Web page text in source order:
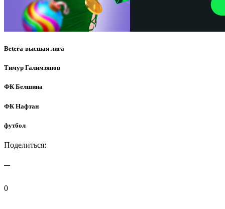
Betera-высшая лига
Тимур Галимзянов
ФК Белшина
ФК Нафтан
футбол
Поделиться:
0